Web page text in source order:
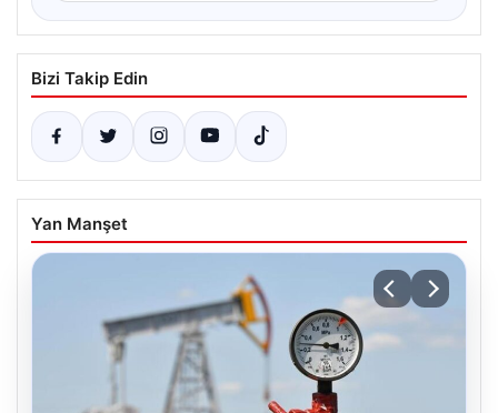
Bizi Takip Edin
Yan Manşet